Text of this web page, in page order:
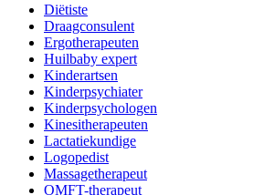
Diëtiste
Draagconsulent
Ergotherapeuten
Huilbaby expert
Kinderartsen
Kinderpsychiater
Kinderpsychologen
Kinesitherapeuten
Lactatiekundige
Logopedist
Massagetherapeut
OMFT-therapeut